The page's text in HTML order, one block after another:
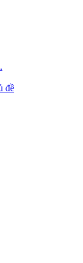
đề